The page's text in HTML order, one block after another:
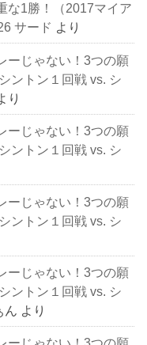
な1勝！（2017マイア
サード より
ーじゃない！3つの願
ントン１回戦 vs. シ
り
ーじゃない！3つの願
ントン１回戦 vs. シ
ーじゃない！3つの願
ントン１回戦 vs. シ
ーじゃない！3つの願
ントン１回戦 vs. シ
ん より